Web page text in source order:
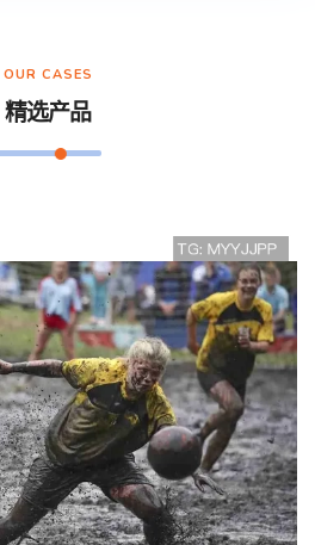
OUR CASES
精选产品